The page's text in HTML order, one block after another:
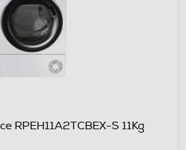
RPEH11A2TCBEX-S 11Kg